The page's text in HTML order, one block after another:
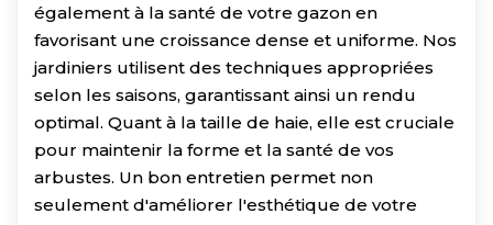
également à la santé de votre gazon en
favorisant une croissance dense et uniforme. Nos
jardiniers utilisent des techniques appropriées
selon les saisons, garantissant ainsi un rendu
optimal. Quant à la taille de haie, elle est cruciale
pour maintenir la forme et la santé de vos
arbustes. Un bon entretien permet non
seulement d'améliorer l'esthétique de votre